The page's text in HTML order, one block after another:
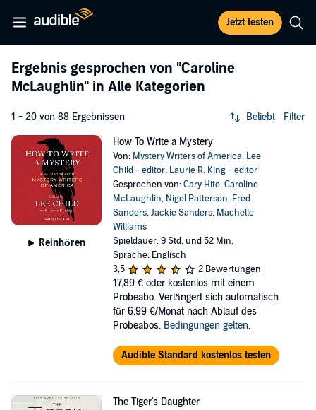
Jetzt testen
Ergebnis gesprochen von "Caroline
McLaughlin" in Alle Kategorien
1 - 20 von 88 Ergebnissen Beliebt Filter
Reinhören
How To Write a Mystery
Von: Mystery Writers of America, Lee
Child - editor, Laurie R. King - editor
Gesprochen von:Cary Hite,Caroline
McLaughlin, Nigel Patterson, Fred
Sanders,Jackie Sanders, Machelle
Williams
Spieldauer: 9 Std. und 52 Min.
Sprache: Englisch
3,5
2 Bewertungen
17,89 € oder kostenlos mit einem
Probeabo. Verlängert sich automatisch
für 6,99 €/Monat nach Ablauf des
Probeabos. Bedingungen gelten.
Audible Standard kostenlos testen
The Tiger's Daughter